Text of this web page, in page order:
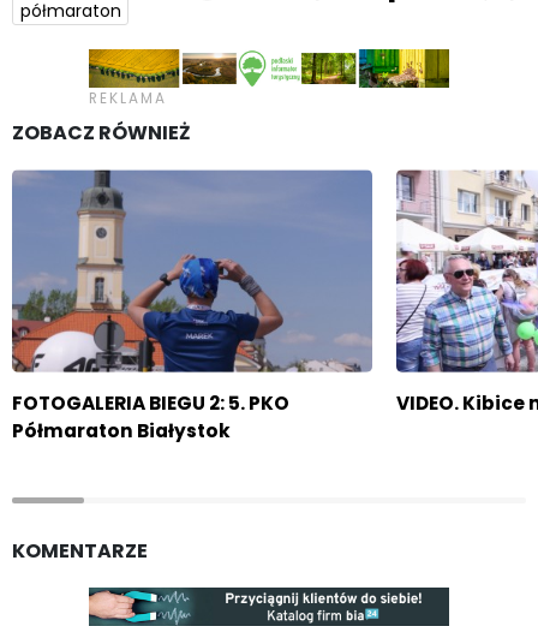
półmaraton
ZOBACZ RÓWNIEŻ
FOTOGALERIA BIEGU 2: 5. PKO
Półmaraton Białystok
VIDEO.
KOMENTARZE